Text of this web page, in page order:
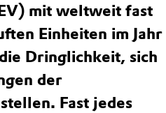
mit weltweit fast
Einheiten im Jahr
Dringlichkeit, sich
der
Fast jedes